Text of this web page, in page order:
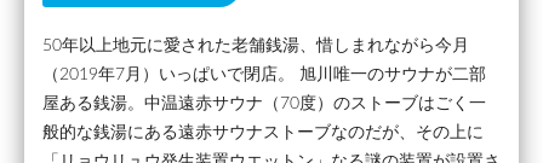
50年以上地元に愛された老舗銭湯、惜しまれながら今月
（2019年7月）いっぱいで閉店。 旭川唯一のサウナが二部
屋ある銭湯。中温遠赤サウナ（70度）のストーブはごく一
般的な銭湯にある遠赤サウナストーブなのだが、その上に